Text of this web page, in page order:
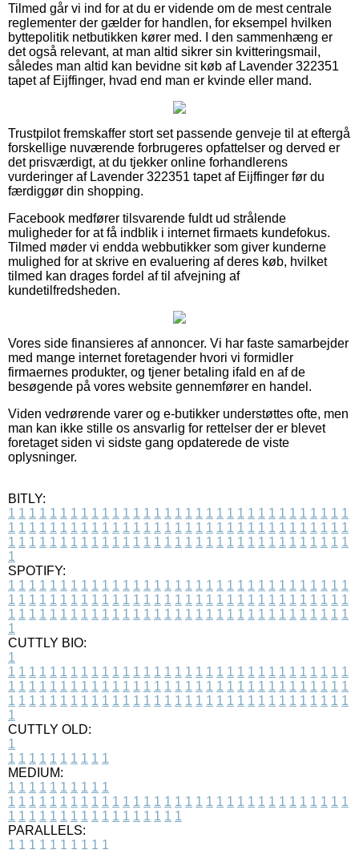
Tilmed går vi ind for at du er vidende om de mest centrale
reglementer der gælder for handlen, for eksempel hvilken
byttepolitik netbutikken kører med. I den sammenhæng er
det også relevant, at man altid sikrer sin kvitteringsmail,
således man altid kan bevidne sit køb af Lavender 322351
tapet af Eijffinger, hvad end man er kvinde eller mand.
Trustpilot fremskaffer stort set passende genveje til at eftergå
forskellige nuværende forbrugeres opfattelser og derved er
det prisværdigt, at du tjekker online forhandlerens
vurderinger af Lavender 322351 tapet af Eijffinger før du
færdiggør din shopping.
Facebook medfører tilsvarende fuldt ud strålende
muligheder for at få indblik i internet firmaets kundefokus.
Tilmed møder vi endda webbutikker som giver kunderne
mulighed for at skrive en evaluering af deres køb, hvilket
tilmed kan drages fordel af til afvejning af
kundetilfredsheden.
Vores side finansieres af annoncer. Vi har faste samarbejder
med mange internet foretagender hvori vi formidler
firmaernes produkter, og tjener betaling ifald en af de
besøgende på vores website gennemfører en handel.
Viden vedrørende varer og e-butikker understøttes ofte, men
man kan ikke stille os ansvarlig for rettelser der er blevet
foretaget siden vi sidste gang opdaterede de viste
oplysninger.
BITLY:
1 1 1 1 1 1 1 1 1 1 1 1 1 1 1 1 1 1 1 1 1 1 1 1 1 1 1 1 1 1 1 1 1
1 1 1 1 1 1 1 1 1 1 1 1 1 1 1 1 1 1 1 1 1 1 1 1 1 1 1 1 1 1 1 1 1
1 1 1 1 1 1 1 1 1 1 1 1 1 1 1 1 1 1 1 1 1 1 1 1 1 1 1 1 1 1 1 1 1
1
SPOTIFY:
1 1 1 1 1 1 1 1 1 1 1 1 1 1 1 1 1 1 1 1 1 1 1 1 1 1 1 1 1 1 1 1 1
1 1 1 1 1 1 1 1 1 1 1 1 1 1 1 1 1 1 1 1 1 1 1 1 1 1 1 1 1 1 1 1 1
1 1 1 1 1 1 1 1 1 1 1 1 1 1 1 1 1 1 1 1 1 1 1 1 1 1 1 1 1 1 1 1 1
1
CUTTLY BIO:
1
1 1 1 1 1 1 1 1 1 1 1 1 1 1 1 1 1 1 1 1 1 1 1 1 1 1 1 1 1 1 1 1 1
1 1 1 1 1 1 1 1 1 1 1 1 1 1 1 1 1 1 1 1 1 1 1 1 1 1 1 1 1 1 1 1 1
1 1 1 1 1 1 1 1 1 1 1 1 1 1 1 1 1 1 1 1 1 1 1 1 1 1 1 1 1 1 1 1 1
1
CUTTLY OLD:
1
1 1 1 1 1 1 1 1 1 1
MEDIUM:
1 1 1 1 1 1 1 1 1 1
1 1 1 1 1 1 1 1 1 1 1 1 1 1 1 1 1 1 1 1 1 1 1 1 1 1 1 1 1 1 1 1 1
1 1 1 1 1 1 1 1 1 1 1 1 1 1 1 1 1
PARALLELS:
1 1 1 1 1 1 1 1 1 1